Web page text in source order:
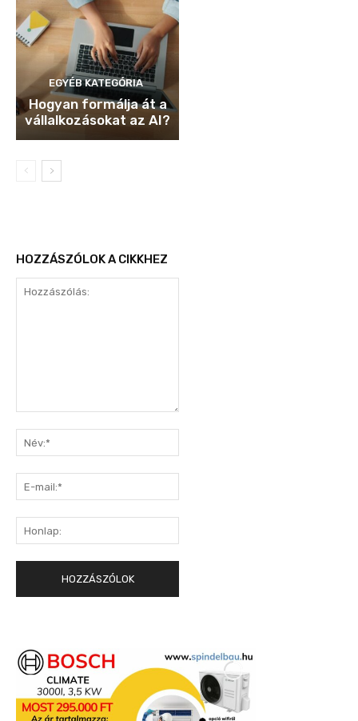
EGYÉB KATEGÓRIA
Hogyan formálja át a
vállalkozásokat az AI?
HOZZÁSZÓLOK A CIKKHEZ
mail:*